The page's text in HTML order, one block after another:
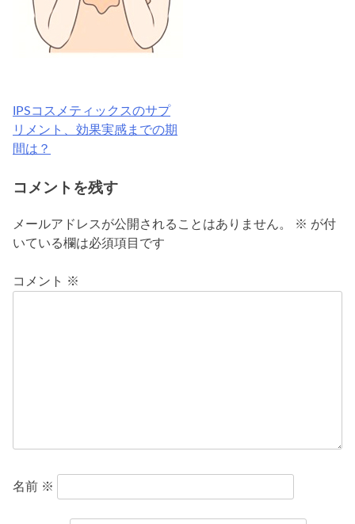
投
稿
ゲ
シ
IPSコスメティックスのサプ
リメント、効果実感までの期
間は？
コメントを残す
メールアドレスが公開されることはありません。 ※ が付
いている欄は必須項目です
コメント ※
名前 ※